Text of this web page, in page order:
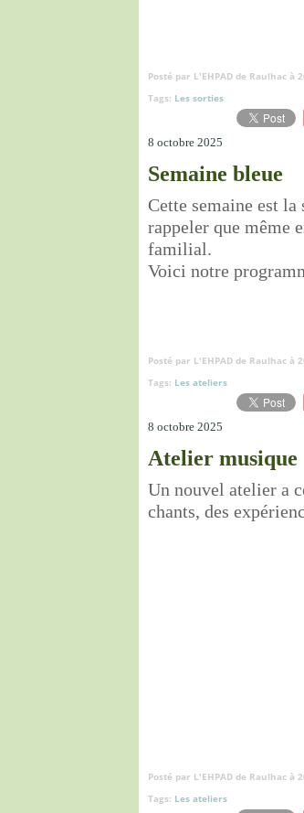
Posté par L'EHPAD de Raulhac à
Tags: Les sorties
8 octobre 2025
Semaine bleue
Cette semaine est
rappeler que même
familial.
Voici notre
Posté par L'EHPAD de Raulhac à
Tags: Les ateliers
8 octobre 2025
Atelier musique
Un nouvel atelier a
chants, des
Posté par L'EHPAD de Raulhac à
Tags: Les ateliers